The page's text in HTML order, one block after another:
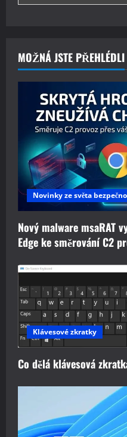
MOŽNÁ JSTE PŘEHLÉDLI
Novinky ze světa
Nový malware msaRAT
Edge ke směrování C2
Klávesové zkratky
Co dělá klávesová